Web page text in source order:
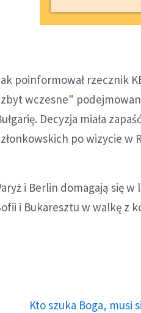
poinformował rzecznik
wczesne"
Decyzja miała
po wizycie w
i Berlin domagają się
i Bukaresztu w walkę z
Kto szuka Boga, musi